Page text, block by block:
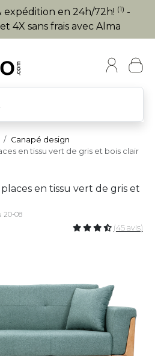
expédition en 24h/72h! (1) -
4X sans frais avec Alma
Canapé design
en tissu vert de gris et bois clair
en tissu vert de gris et
20-08
(45 avis)